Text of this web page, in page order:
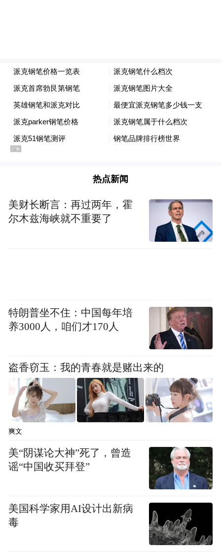
热点新闻
美财长断言：再过两年，霍
尔木兹海峡就不重要了
特朗普坐不住：中国每年培
养3000人，咱们才170人
盗香窃玉：我的青春就是赌出来的
爽文
美“阴谋论大神”死了，曾造
谣“中国收买拜登”
美国科学家用AI设计出新病
毒